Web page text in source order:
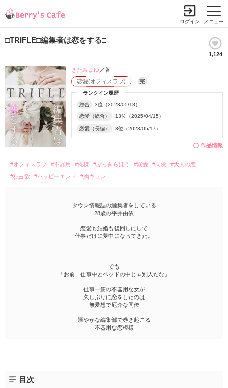
メニュー
ログイン
□TRIFLE□編集者は恋をする□
1,124
作品情報
ランクイン履歴
総合 3位（2023/05/18）
恋愛（総合） 13位（2025/04/15）
恋愛（長編） 3位（2023/05/17）
恋愛(オフィスラブ) 完
きたみまゆ ／著
#オフィスラブ #不器用 #俺様 #ぶっきらぼう #溺愛 #同僚
#大人の恋
#独占欲
#ハッピーエンド #胸キュン
タウン情報誌の編集者をしている
28歳の平井由依
恋愛も結婚も後回しにして
仕事だけに夢中になってきた。
でも
「お前、仕事中とベッドの中じゃ別人だな」
仕事一筋の不器用な女が
久しぶりに恋をしたのは
無愛想で厄介な同僚
賑やかな編集部で巻き起こる
不器用な恋模様
目次